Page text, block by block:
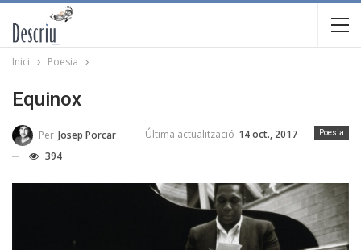
Inici Poesia
Equinox
Poesia
Per Josep Porcar Última actualització 14 oct., 2017
394